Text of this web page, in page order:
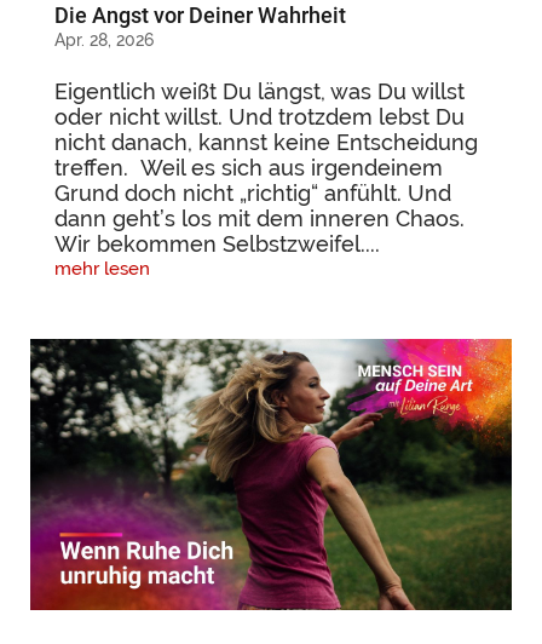
Die Angst vor Deiner Wahrheit
Apr. 28, 2026
Eigentlich weißt Du längst, was Du willst
oder nicht willst. Und trotzdem lebst Du
nicht danach, kannst keine Entscheidung
treffen. Weil es sich aus irgendeinem
Grund doch nicht „richtig“ anfühlt. Und
dann geht’s los mit dem inneren Chaos.
Wir bekommen Selbstzweifel....
mehr lesen